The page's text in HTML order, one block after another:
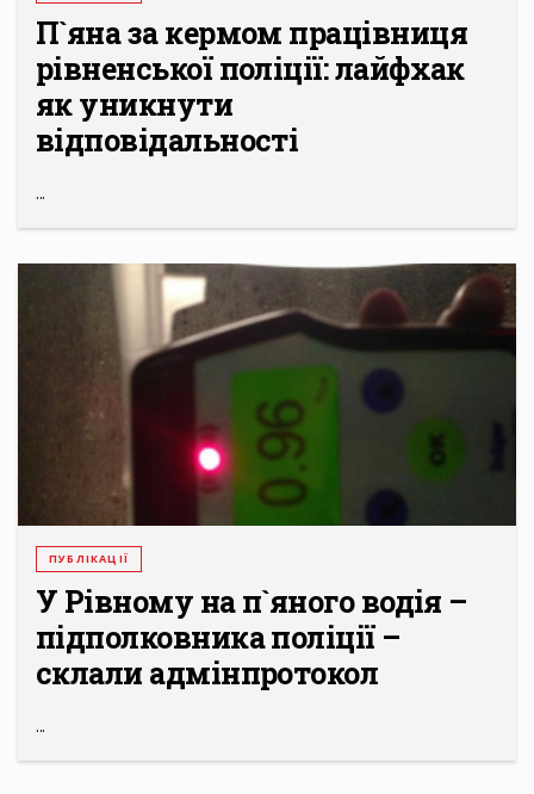
П`яна за кермом працівниця
рівненської поліції: лайфхак
як уникнути
відповідальності
...
ПУБЛІКАЦІЇ
У Рівному на п`яного водія –
підполковника поліції –
склали адмінпротокол
...